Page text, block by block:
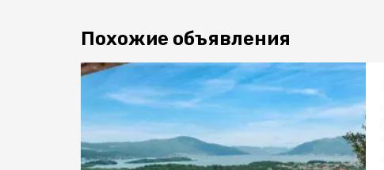
Похожие объявления